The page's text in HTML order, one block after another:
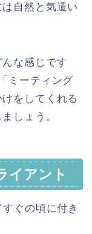
自然と気遣い
んな感じです
ミーティング
をしてくれる
しょう。
イアント
ぐの頃に付き